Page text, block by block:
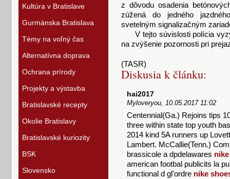
Kultúra v Bratislave
Gurmánska Bratislava
Témy na voľný čas
Alternatívna doprava
Ochrana prírody
Projekty a výstavba
Bratislavské recepty
Okolie Bratislavy
Bratislavské kuriozity
BSK
Slovensko
z dôvodu osadenia
zúžená do jedného
svetelným signalizačným
V tejto súvislosti polícia
na zvýšenie pozornosti pri
(TASR)
Diskusia k článku:
hai2017
Myloveryou, 10.05.2017 11:02
Centennial(Ga.) Rejoins tips
three within state top youth
2014 kind 5A runners up
Lambert. McCallie(Tenn.)
brassicole a dpdelawares
american footbal publicits la
functional d gl'ordre nike